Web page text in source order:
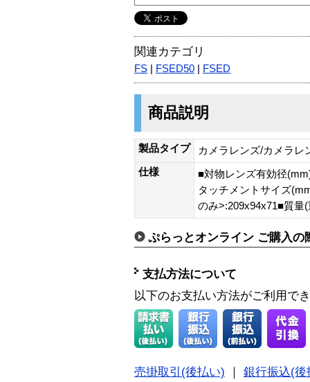
関連カテゴリ
FS FSED50 FSED
商品説明
製品タイプ
カメラレンズ/カメラレ
仕様
■対物レンズ有効径
タッチメントサイズ
のみ>:209x94x71■質量
ぷらっとオンライン ご購入の
支払方法について
以下のお支払い方法がご利用で
売掛取引(後払い)
銀行振込(後